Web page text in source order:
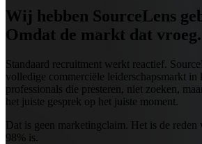
Wij hebben SourceLens
Omdat de markt dat vroeg.
Standaard recruitment werkt reactief.
volledige commerciële leiderschapsmarkt in
professionals die presteren, niet zoeken,
het juiste gesprek op het juiste moment.
Dat is geen marketingclaim. Het is de
98% is.